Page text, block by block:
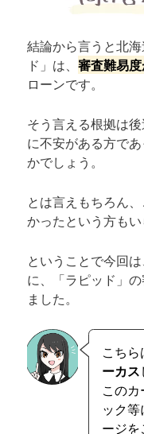
結論から言うと北
ド」は、審査難易
ローンです。
そう言える根拠は
に不安がある方で
かでしょう。
とは言えもちろん
かったという方もい
ということで今回
に、「ラピッド」
ました。
こち
ーカス
この
ック
ージを